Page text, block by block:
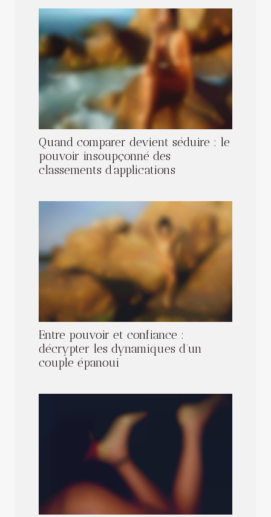
Quand comparer devient séduire : le
pouvoir insoupçonné des
classements d’applications
Entre pouvoir et confiance :
décrypter les dynamiques d’un
couple épanoui